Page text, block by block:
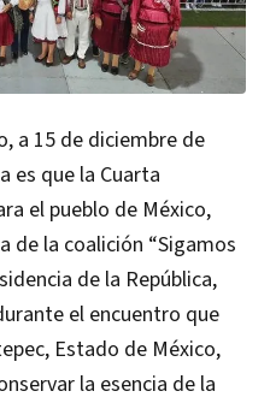
a 15 de diciembre de
es que la Cuarta
el pueblo de México,
de la coalición “Sigamos
de la República,
el encuentro que
Estado de México,
la esencia de la